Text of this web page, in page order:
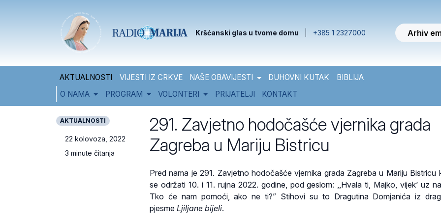
Kršćanski glas u tvome domu +385 1 2327000 Arhiv
AKTUALNOSTI VIJESTI IZ CRKVE NAŠE OBAVIJESTI DUHOVNI KUTAK
BIBLIJA
O NAMA
PROGRAM VOLONTERI PRIJATELJI KONTAKT
AKTUALNOSTI
22 kolovoza, 2022
3 minute čitanja
291. Zavjetno hodočašće vjernika grada
Zagreba u Mariju Bistricu
Pred nama je 291. Zavjetno hodočašće vjernika grada Zagreba u Mariju Bistricu
se održati 10. i 11. rujna 2022. godine, pod geslom: ,,Hvala ti, Majko, vijek’ uz
Tko će nam pomoći, ako ne ti?” Stihovi su to Dragutina Domjanića iz
pjesme Ljiljane bijeli.